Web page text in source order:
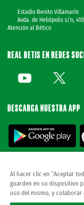
Estadio Benito Villamarín
Avda. de Heliópolis s/n,
Atención al Bético
REAL BETIS EN REDES
DESCARGA NUESTRA APP
© REAL BETIS BALOMPIE.当ウ
ピエ公式ウェブサイトです
Al hacer clic en “Aceptar
guarden en su dispositivo
uso del mismo, y